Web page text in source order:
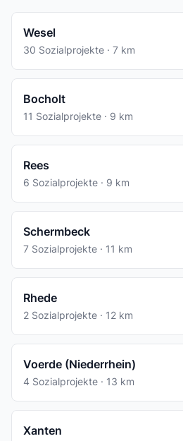
Wesel
30 Sozialprojekte · 7 km
Bocholt
11 Sozialprojekte · 9 km
Rees
6 Sozialprojekte · 9 km
Schermbeck
7 Sozialprojekte · 11 km
Rhede
2 Sozialprojekte · 12 km
Voerde (Niederrhein)
4 Sozialprojekte · 13 km
Xanten